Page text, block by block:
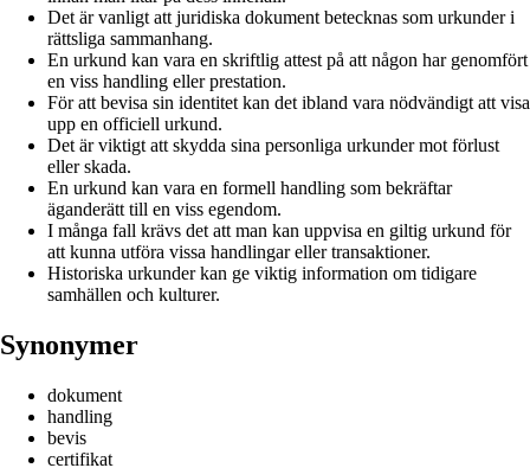
Det är vanligt att juridiska dokument betecknas som urkunder i
rättsliga sammanhang.
En urkund kan vara en skriftlig attest på att någon har genomfört
en viss handling eller prestation.
För att bevisa sin identitet kan det ibland vara nödvändigt att visa
upp en officiell urkund.
Det är viktigt att skydda sina personliga urkunder mot förlust
eller skada.
En urkund kan vara en formell handling som bekräftar
äganderätt till en viss egendom.
I många fall krävs det att man kan uppvisa en giltig urkund för
att kunna utföra vissa handlingar eller transaktioner.
Historiska urkunder kan ge viktig information om tidigare
samhällen och kulturer.
Synonymer
dokument
handling
bevis
certifikat